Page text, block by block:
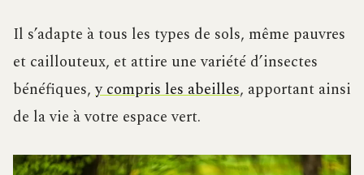
Il s’adapte à tous les types de sols, même pauvres
et caillouteux, et attire une variété d’insectes
bénéfiques,y compris les abeilles, apportant ainsi
de la vie à votre espace vert.